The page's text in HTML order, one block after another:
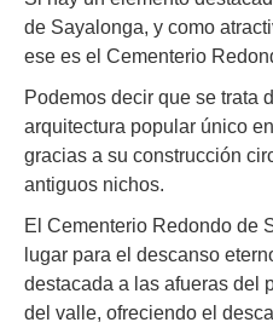
de Sayalonga, y como
ese es el Cementerio
Podemos decir que se trata
arquitectura popular único
gracias a su construcción
antiguos nichos.
El Cementerio Redondo de
lugar para el descanso
destacada a las afueras del
del valle, ofreciendo el